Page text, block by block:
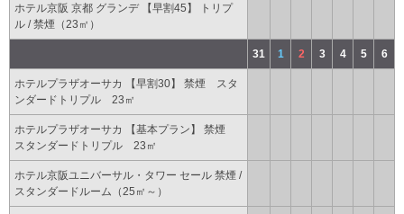
ホテル京阪 京都 グランデ 【早割45】 トリプ
ル / 禁煙（23㎡）
31 1 2 3 4 5 6
ホテルプラザオーサカ 【早割30】 禁煙 スタ
ンダードトリプル 23㎡
ホテルプラザオーサカ 【基本プラン】 禁煙
スタンダードトリプル 23㎡
ホテル京阪ユニバーサル・タワー セール 禁煙 /
スタンダードルーム（25㎡～）